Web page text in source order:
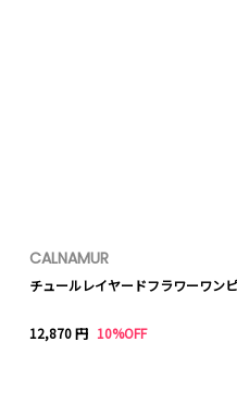
CALNAMUR
チュールレイヤードフラワーワン
12,870 円 10%OFF